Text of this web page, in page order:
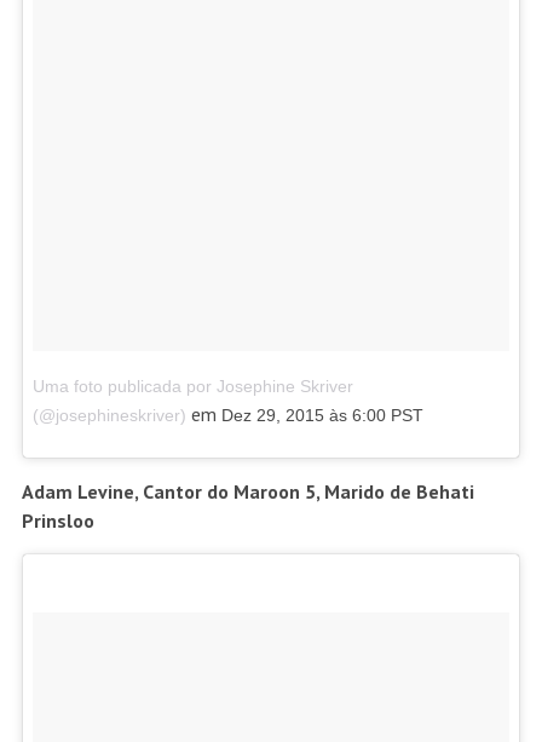
Uma foto publicada por Josephine Skriver
(@josephineskriver) em Dez 29, 2015 às 6:00 PST
Adam Levine, Cantor do Maroon 5, Marido de Behati
Prinsloo